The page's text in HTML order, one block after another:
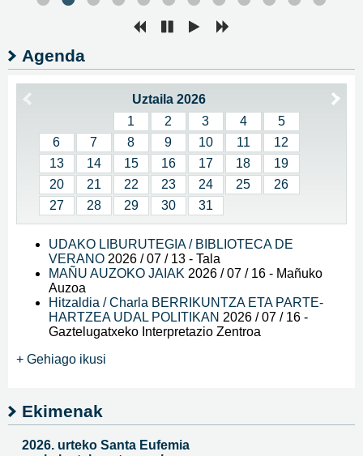
Agenda
Uztaila 2026
1
2 3 4
5
6
7 8 9 10 11
12
13
14 15 16 17 18
19
20
21 22 23 24 25
26
27
28 29 30 31
UDAKO LIBURUTEGIA / BIBLIOTECA DE
VERANO 2026 / 07 / 13 - Tala
MAÑU AUZOKO JAIAK 2026 / 07 / 16 - Mañuko
Auzoa
Hitzaldia / Charla BERRIKUNTZA ETA PARTE-
HARTZEA UDAL POLITIKAN 2026 / 07 / 16 -
Gaztelugatxeko Interpretazio Zentroa
+ Gehiago ikusi
Ekimenak
2026. urteko Santa Eufemia